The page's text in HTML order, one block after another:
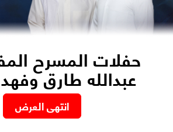
حفلات المسرح
عبدالله طارق
انتهى العرض